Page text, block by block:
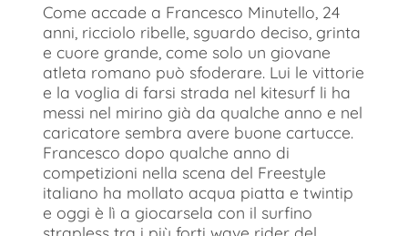
Come accade a Francesco Minutello, 24
anni, ricciolo ribelle, sguardo deciso, grinta
e cuore grande, come solo un giovane
atleta romano può sfoderare. Lui le vittorie
e la voglia di farsi strada nel kitesurf li ha
messi nel mirino già da qualche anno e nel
caricatore sembra avere buone cartucce.
Francesco dopo qualche anno di
competizioni nella scena del Freestyle
italiano ha mollato acqua piatta e twintip
e oggi è lì a giocarsela con il surfino